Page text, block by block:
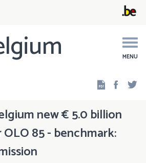
MENU
new € 5.0 billion
85 - benchmark: